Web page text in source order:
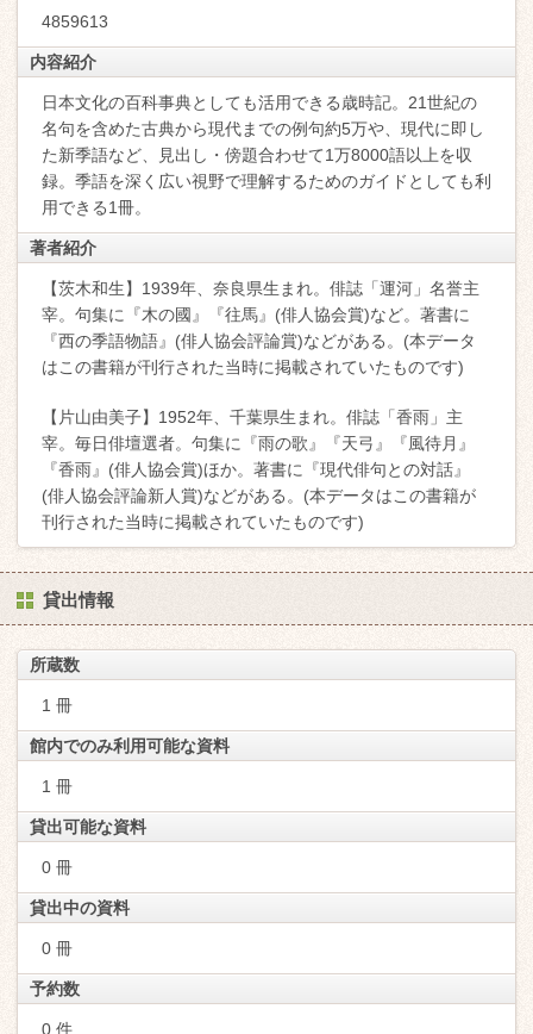
4859613
内容紹介
日本文化の百科事典としても活用できる歳時記。21世紀の
名句を含めた古典から現代までの例句約5万や、現代に即し
た新季語など、見出し・傍題合わせて1万8000語以上を収
録。季語を深く広い視野で理解するためのガイドとしても利
用できる1冊。
著者紹介
【茨木和生】1939年、奈良県生まれ。俳誌「運河」名誉主
宰。句集に『木の國』『往馬』(俳人協会賞)など。著書に
『西の季語物語』(俳人協会評論賞)などがある。(本データ
はこの書籍が刊行された当時に掲載されていたものです)
【片山由美子】1952年、千葉県生まれ。俳誌「香雨」主
宰。毎日俳壇選者。句集に『雨の歌』『天弓』『風待月』
『香雨』(俳人協会賞)ほか。著書に『現代俳句との対話』
(俳人協会評論新人賞)などがある。(本データはこの書籍が
刊行された当時に掲載されていたものです)
貸出情報
所蔵数
1 冊
館内でのみ利用可能な資料
1 冊
貸出可能な資料
0 冊
貸出中の資料
0 冊
予約数
0 件